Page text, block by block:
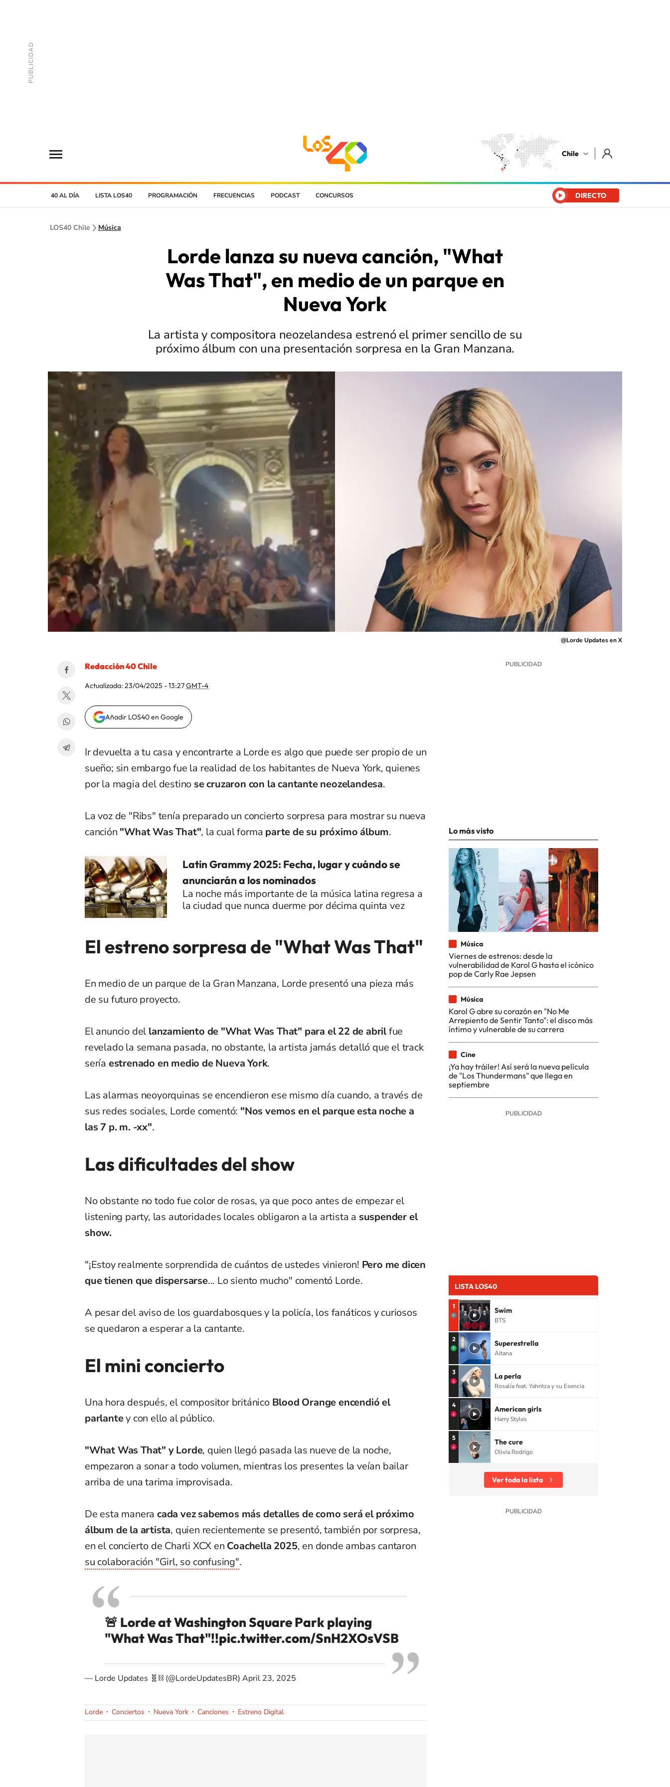
Chile
40 AL DÍA LISTA LOS40 PROGRAMACIÓN FRECUENCIAS PODCAST CONCURSOS DIRECTO
LOS40 Chile Música
Lorde lanza su nueva canción, "What
Was That", en medio de un parque en
Nueva York
La artista y compositora neozelandesa estrenó el primer sencillo de su
próximo álbum con una presentación sorpresa en la Gran Manzana.
@Lorde Updates en X
Redacción 40 Chile
Actualizada: 23/04/2025 - 13:27GMT-4
Añadir LOS40 en Google
Ir devuelta a tu casa y encontrarte a Lorde es algo que puede ser propio de un
sueño; sin embargo fue la realidad de los habitantes de Nueva York, quienes
por la magia del destino se cruzaron con la cantanteneozelandesa.
La voz de "Ribs" tenía preparado un concierto sorpresa para mostrar su nueva
canción "What Was That", la cual forma parte de su próximo álbum.
Latin Grammy 2025: Fecha, lugar y cuándo se
anunciarán a los nominados
La noche más importante de la música latina regresa a
la ciudad que nunca duerme por décima quinta vez
El estreno sorpresa de "What Was That"
En medio de un parque de la Gran Manzana, Lorde presentó una pieza más
de su futuro proyecto.
El anuncio del lanzamiento de "What Was That" para el 22 de abrilfue
revelado la semana pasada, no obstante, la artista jamás detalló que el track
sería estrenado en medio de Nueva York.
Las alarmas neoyorquinas se encendieron ese mismo día cuando, a través de
sus redes sociales, Lorde comentó: "Nos vemos en el parque esta noche a
las 7 p. m. -xx".
Las dificultades del show
No obstante no todo fue color de rosas, ya que poco antes de empezar el
listening party, las autoridades locales obligaron a la artista a suspender el
show.
"¡Estoy realmente sorprendida de cuántos de ustedes vinieron! Pero me dicen
que tienen que dispersarse... Lo siento mucho" comentó Lorde.
A pesar del aviso de los guardabosques y la policía, los fanáticos y curiosos
se quedaron a esperar a la cantante.
El mini concierto
Una hora después, el compositor británicoBlood Orange encendió el
parlantey con ello al público.
"What Was That" y Lorde, quien llegó pasada las nueve de la noche,
empezaron a sonar a todo volumen, mientras los presentes la veían bailar
arriba de una tarima improvisada.
De esta manera cada vez sabemos más detalles de como será el próximo
álbum de la artista, quien recientemente se presentó, también por sorpresa,
en el concierto de Charli XCX en Coachella 2025, en donde ambas cantaron
su colaboración "Girl, so confusing".
🚨 Lorde at Washington Square Park playing
"What Was That"!!pic.twitter.com/SnH2XOsVSB
— Lorde Updates 🧬⛓️ (@LordeUpdatesBR) April 23, 2025
Lorde Conciertos Nueva York Canciones Estreno Digital
Lo más visto
Música
Viernes de estrenos: desde la
vulnerabilidad de Karol G hasta el icónico
pop de Carly Rae Jepsen
Música
Karol G abre su corazón en "No Me
Arrepiento de Sentir Tanto": el disco más
íntimo y vulnerable de su carrera
Cine
¡Ya hay tráiler! Así será la nueva película
de "Los Thundermans" que llega en
septiembre
LISTA LOS40
1 Swim
BTS
2 Superestrella
Aitana
3 La perla
Rosalía feat. Yahritza y su Esencia
4 American girls
Harry Styles
5 The cure
Olivia Rodrigo
Ver toda la lista